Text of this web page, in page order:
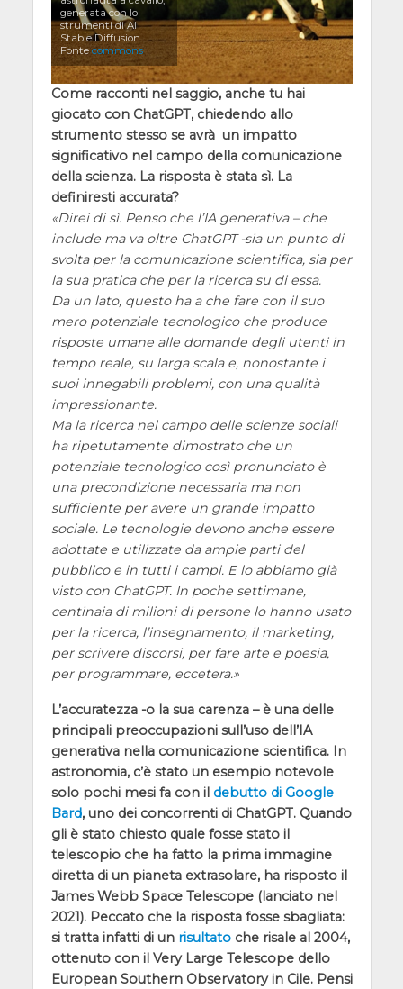
generata con lo
strumenti di AI
Stable Diffusion.
Fonte commons
Come racconti nel saggio, anche tu hai
giocato con ChatGPT, chiedendo allo
strumento stesso se avrà un impatto
significativo nel campo della comunicazione
della scienza. La risposta è stata sì. La
definiresti accurata?
Direi di sì. Penso che l’IA generativa – che
include ma va oltre ChatGPT -sia un punto di
svolta per la comunicazione scientifica, sia per
la sua pratica che per la ricerca su di essa.
Da un lato, questo ha a che fare con il suo
mero potenziale tecnologico che produce
risposte umane alle domande degli utenti in
tempo reale, su larga scala e, nonostante i
suoi innegabili problemi, con una qualità
impressionante.
Ma la ricerca nel campo delle scienze sociali
ha ripetutamente dimostrato che un
potenziale tecnologico così pronunciato è
una precondizione necessaria ma non
sufficiente per avere un grande impatto
sociale. Le tecnologie devono anche essere
adottate e utilizzate da ampie parti del
pubblico e in tutti i campi. E lo abbiamo già
visto con ChatGPT. In poche settimane,
centinaia di milioni di persone lo hanno usato
per la ricerca, l’insegnamento, il marketing,
per scrivere discorsi, per fare arte e poesia,
per programmare, eccetera.
L’accuratezza -o la sua carenza – è una delle
principali preoccupazioni sull’uso dell’IA
generativa nella comunicazione scientifica. In
astronomia, c’è stato un esempio notevole
solo pochi mesi fa con il debutto di Google
Bard, uno dei concorrenti di ChatGPT. Quando
gli è stato chiesto quale fosse stato il
telescopio che ha fatto la prima immagine
diretta di un pianeta extrasolare, ha risposto il
James Webb Space Telescope (lanciato nel
2021). Peccato che la risposta fosse sbagliata:
si tratta infatti di un risultatoche risale al 2004,
ottenuto con il Very Large Telescope dello
European Southern Observatory in Cile. Pensi